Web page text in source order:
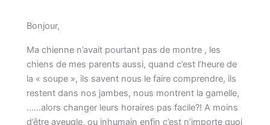
Bonjour,
Ma chienne n’avait pourtant pas de montre , les
chiens de mes parents aussi, quand c’est l’heure de
la « soupe », ils savent nous le faire comprendre, ils
restent dans nos jambes, nous montrent la gamelle,
……alors changer leurs horaires pas facile?! A moins
d’être aveugle, ou inhumain enfin c’est n’importe quoi